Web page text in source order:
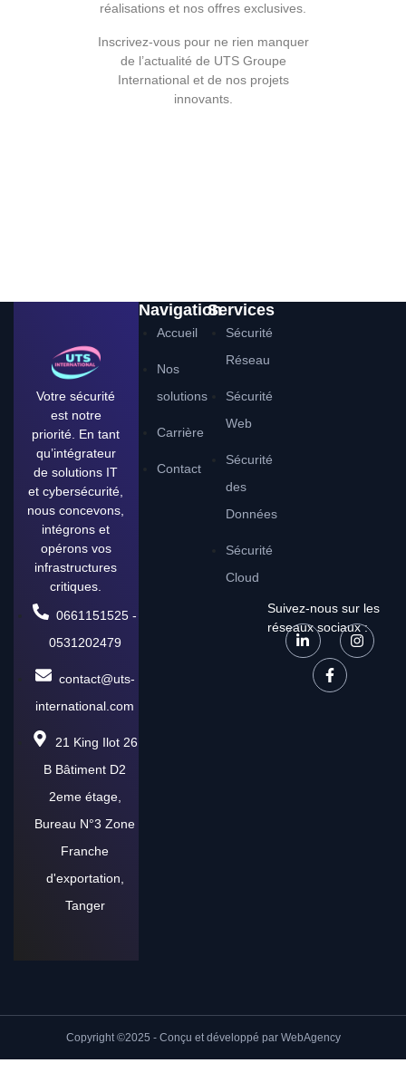
réalisations et nos offres exclusives.
Inscrivez-vous pour ne rien manquer
de l’actualité de UTS Groupe
International et de nos projets
innovants.
Votre sécurité
est notre
priorité. En tant
qu’intégrateur
de solutions IT
et cybersécurité,
nous concevons,
intégrons et
opérons vos
infrastructures
critiques.
0661151525 -
0531202479
contact@uts-
international.com
21 King Ilot 26
B Bâtiment D2
2eme étage,
Bureau N°3 Zone
Franche
d'exportation,
Tanger
Navigation
Accueil
Nos
solutions
Carrière
Contact
Services
Sécurité
Réseau
Sécurité
Web
Sécurité
des
Données
Sécurité
Cloud
Suivez-nous sur les
réseaux sociaux :
Copyright ©2025 - Conçu et développé par WebAgency